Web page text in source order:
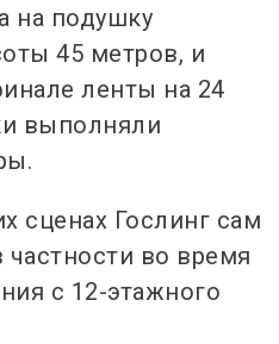
на подушку
45 метров, и
ленты на 24
выполняли
сценах Гослинг сам
во время
с 12-этажного